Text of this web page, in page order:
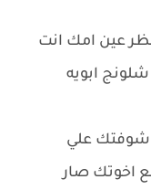
عين امك انت
شلونج ابويه
شوفتك علي
اخوتك صار